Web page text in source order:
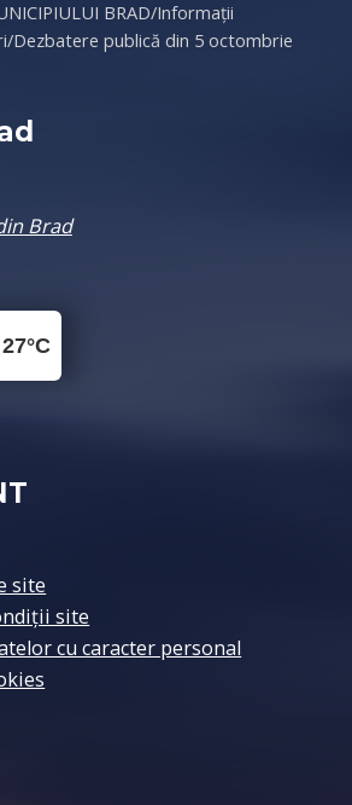
BRAD/Informații
/Dezbatere publică din 5 octombrie
27°C
site
site
cu caracter personal